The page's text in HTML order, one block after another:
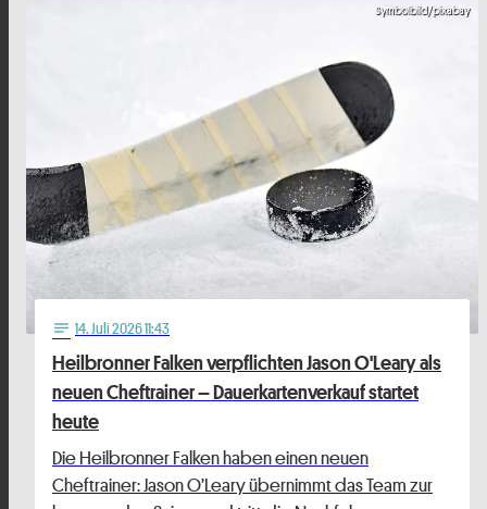
Symbolbild/pixabay
notes 14. Juli 2026 11:43
Heilbronner Falken verpflichten Jason O'Leary als
neuen Cheftrainer – Dauerkartenverkauf startet
heute
Die Heilbronner Falken haben einen neuen
Cheftrainer: Jason O’Leary übernimmt das Team zur